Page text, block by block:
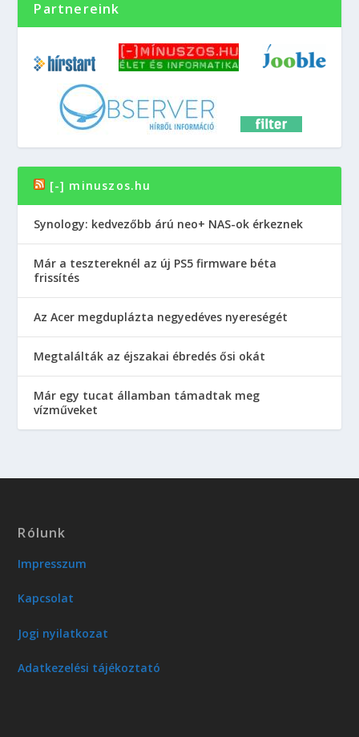
Partnereink
[-] minuszos.hu
Synology: kedvezőbb árú neo+ NAS-ok érkeznek
Már a tesztereknél az új PS5 firmware béta
frissítés
Az Acer megduplázta negyedéves nyereségét
Megtalálták az éjszakai ébredés ősi okát
Már egy tucat államban támadtak meg
vízműveket
Rólunk
Impresszum
Kapcsolat
Jogi nyilatkozat
Adatkezelési tájékoztató